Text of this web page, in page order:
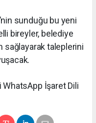
sunduğu bu yeni
bireyler, belediye
sağlayarak taleplerini
İşaret Dili